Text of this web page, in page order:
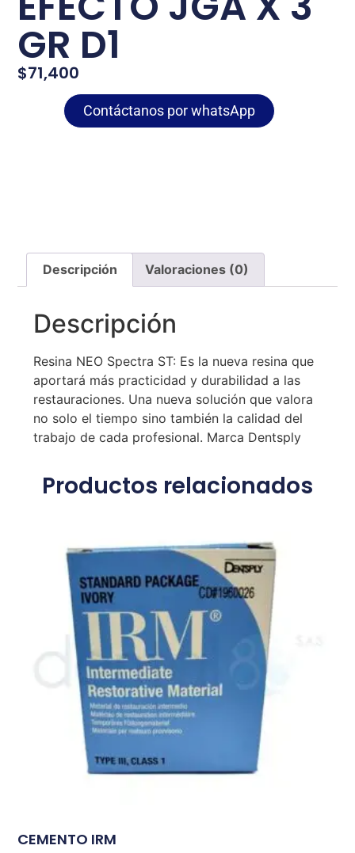
GR D1
$71,400
Contáctanos por whatsApp
Descripción Valoraciones (0)
Descripción
Resina NEO Spectra ST: Es la nueva resina que
aportará más practicidad y durabilidad a las
restauraciones. Una nueva solución que valora
no solo el tiempo sino también la calidad del
trabajo de cada profesional. Marca Dentsply
Productos relacionados
CEMENTO IRM